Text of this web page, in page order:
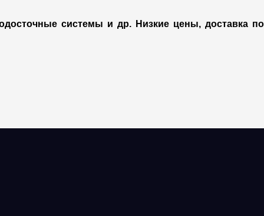
системы и др. Низкие цены, доставка по